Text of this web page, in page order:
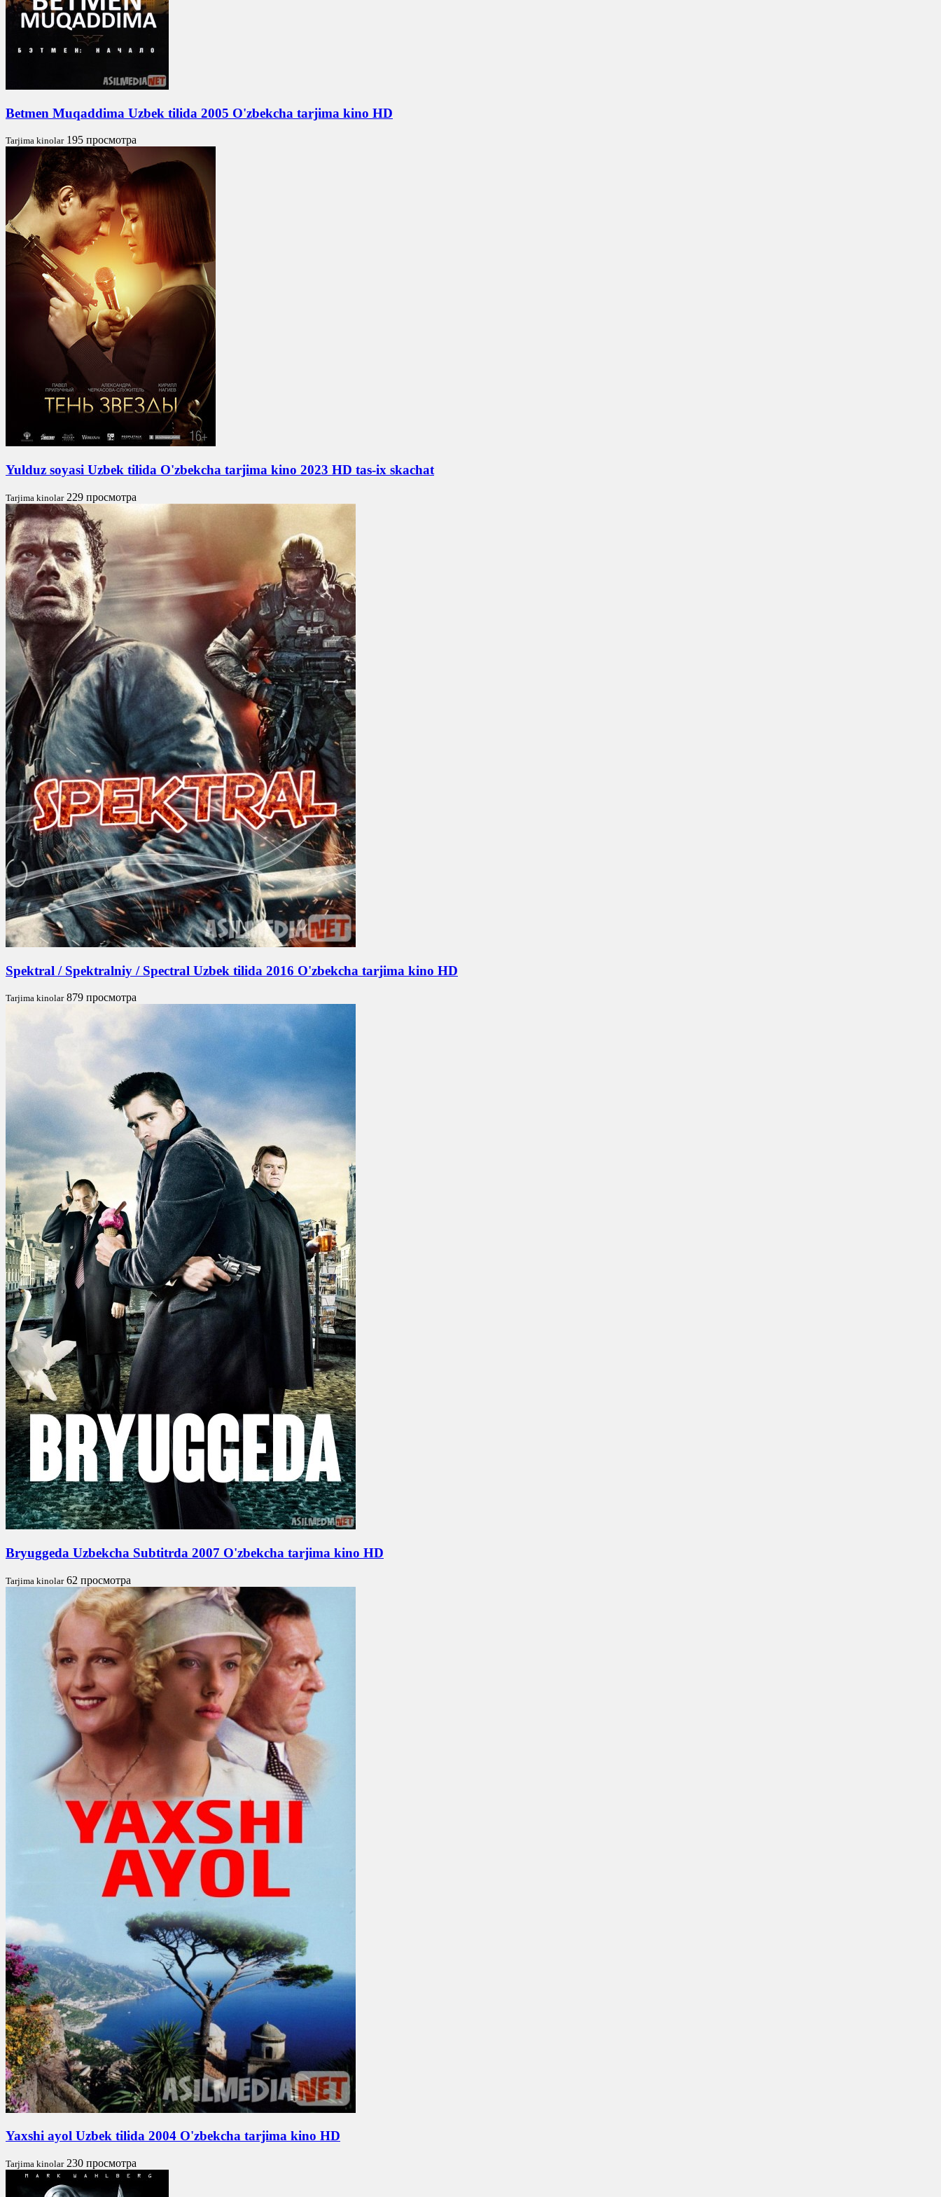
Betmen Muqaddima Uzbek tilida 2005 O'zbekcha tarjima kino HD
Tarjima kinolar 195 просмотра
Yulduz soyasi Uzbek tilida O'zbekcha tarjima kino 2023 HD tas-ix skachat
Tarjima kinolar 229 просмотра
Spektral / Spektralniy / Spectral Uzbek tilida 2016 O'zbekcha tarjima kino HD
Tarjima kinolar 879 просмотра
Bryuggeda Uzbekcha Subtitrda 2007 O'zbekcha tarjima kino HD
Tarjima kinolar 62 просмотра
Yaxshi ayol Uzbek tilida 2004 O'zbekcha tarjima kino HD
Tarjima kinolar 230 просмотра